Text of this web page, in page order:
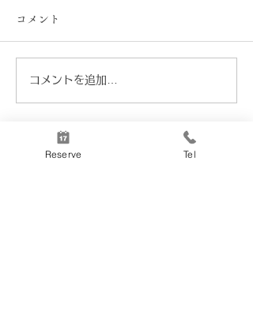
コメント
コメントを追加…
Reserve Tel